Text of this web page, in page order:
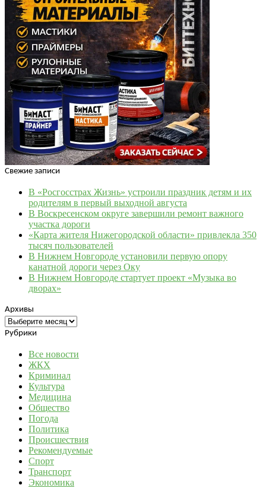
Свежие записи
В «Росгосстрах Жизнь» устроили праздник детям и их
родителям в первый выходной августа
В Воскресенском округе завершили ремонт важного
участка дороги
«Карта жителя Нижегородской области» привлекла 350
тысяч пользователей
В Нижнем Новгороде установили первую опору
канатной дороги через Оку
В Нижнем Новгороде стартует проект «Музыка во
дворах»
Архивы
Архивы
Рубрики
Все новости
ЖКХ
Криминал
Культура
Медицина
Общество
Погода
Политика
Происшествия
Рекомендуемые
Спорт
Транспорт
Экономика